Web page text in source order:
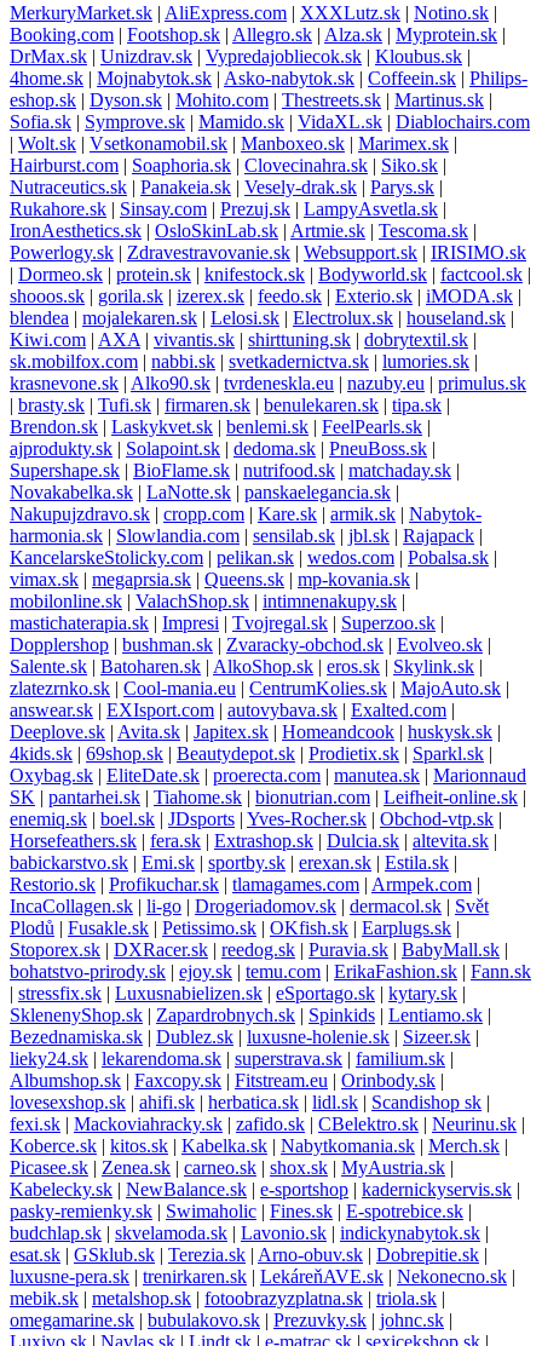
MerkuryMarket.sk | AliExpress.com | XXXLutz.sk | Notino.sk |
Booking.com | Footshop.sk | Allegro.sk | Alza.sk | Myprotein.sk |
DrMax.sk | Unizdrav.sk | Vypredajobliecok.sk | Kloubus.sk |
4home.sk | Mojnabytok.sk | Asko-nabytok.sk | Coffeein.sk | Philips-
eshop.sk | Dyson.sk | Mohito.com | Thestreets.sk | Martinus.sk |
Sofia.sk | Symprove.sk | Mamido.sk | VidaXL.sk | Diablochairs.com
| Wolt.sk | Vsetkonamobil.sk | Manboxeo.sk | Marimex.sk |
Hairburst.com | Soaphoria.sk | Clovecinahra.sk | Siko.sk |
Nutraceutics.sk | Panakeia.sk | Vesely-drak.sk | Parys.sk |
Rukahore.sk | Sinsay.com | Prezuj.sk | LampyAsvetla.sk |
IronAesthetics.sk | OsloSkinLab.sk | Artmie.sk | Tescoma.sk |
Powerlogy.sk | Zdravestravovanie.sk | Websupport.sk | IRISIMO.sk
| Dormeo.sk | protein.sk | knifestock.sk | Bodyworld.sk | factcool.sk |
shooos.sk | gorila.sk | izerex.sk | feedo.sk | Exterio.sk | iMODA.sk |
blendea | mojalekaren.sk | Lelosi.sk | Electrolux.sk | houseland.sk |
Kiwi.com | AXA | vivantis.sk | shirttuning.sk | dobrytextil.sk |
sk.mobilfox.com | nabbi.sk | svetkadernictva.sk | lumories.sk |
krasnevone.sk | Alko90.sk | tvrdeneskla.eu | nazuby.eu | primulus.sk
| brasty.sk | Tufi.sk | firmaren.sk | benulekaren.sk | tipa.sk |
Brendon.sk | Laskykvet.sk | benlemi.sk | FeelPearls.sk |
ajprodukty.sk | Solapoint.sk | dedoma.sk | PneuBoss.sk |
Supershape.sk | BioFlame.sk | nutrifood.sk | matchaday.sk |
Novakabelka.sk | LaNotte.sk | panskaelegancia.sk |
Nakupujzdravo.sk | cropp.com | Kare.sk | armik.sk | Nabytok-
harmonia.sk | Slowlandia.com | sensilab.sk | jbl.sk | Rajapack |
KancelarskeStolicky.com | pelikan.sk | wedos.com | Pobalsa.sk |
vimax.sk | megaprsia.sk | Queens.sk | mp-kovania.sk |
mobilonline.sk | ValachShop.sk | intimnenakupy.sk |
mastichaterapia.sk | Impresi | Tvojregal.sk | Superzoo.sk |
Dopplershop | bushman.sk | Zvaracky-obchod.sk | Evolveo.sk |
Salente.sk | Batoharen.sk | AlkoShop.sk | eros.sk | Skylink.sk |
zlatezrnko.sk | Cool-mania.eu | CentrumKolies.sk | MajoAuto.sk |
answear.sk | EXIsport.com | autovybava.sk | Exalted.com |
Deeplove.sk | Avita.sk | Japitex.sk | Homeandcook | huskysk.sk |
4kids.sk | 69shop.sk | Beautydepot.sk | Prodietix.sk | Sparkl.sk |
Oxybag.sk | EliteDate.sk | proerecta.com | manutea.sk | Marionnaud
SK | pantarhei.sk | Tiahome.sk | bionutrian.com | Leifheit-online.sk |
enemiq.sk | boel.sk | JDsports | Yves-Rocher.sk | Obchod-vtp.sk |
Horsefeathers.sk | fera.sk | Extrashop.sk | Dulcia.sk | altevita.sk |
babickarstvo.sk | Emi.sk | sportby.sk | erexan.sk | Estila.sk |
Restorio.sk | Profikuchar.sk | tlamagames.com | Armpek.com |
IncaCollagen.sk | li-go | Drogeriadomov.sk | dermacol.sk | Svět
Plodů | Fusakle.sk | Petissimo.sk | OKfish.sk | Earplugs.sk |
Stoporex.sk | DXRacer.sk | reedog.sk | Puravia.sk | BabyMall.sk |
bohatstvo-prirody.sk | ejoy.sk | temu.com | ErikaFashion.sk | Fann.sk
| stressfix.sk | Luxusnabielizen.sk | eSportago.sk | kytary.sk |
SklenenyShop.sk | Zapardrobnych.sk | Spinkids | Lentiamo.sk |
Bezednamiska.sk | Dublez.sk | luxusne-holenie.sk | Sizeer.sk |
lieky24.sk | lekarendoma.sk | superstrava.sk | familium.sk |
Albumshop.sk | Faxcopy.sk | Fitstream.eu | Orinbody.sk |
lovesexshop.sk | ahifi.sk | herbatica.sk | lidl.sk | Scandishop sk |
fexi.sk | Mackoviahracky.sk | zafido.sk | CBelektro.sk | Neurinu.sk |
Koberce.sk | kitos.sk | Kabelka.sk | Nabytkomania.sk | Merch.sk |
Picasee.sk | Zenea.sk | carneo.sk | shox.sk | MyAustria.sk |
Kabelecky.sk | NewBalance.sk | e-sportshop | kadernickyservis.sk |
pasky-remienky.sk | Swimaholic | Fines.sk | E-spotrebice.sk |
budchlap.sk | skvelamoda.sk | Lavonio.sk | indickynabytok.sk |
esat.sk | GSklub.sk | Terezia.sk | Arno-obuv.sk | Dobrepitie.sk |
luxusne-pera.sk | trenirkaren.sk | LekáreňAVE.sk | Nekonecno.sk |
mebik.sk | metalshop.sk | fotoobrazyzplatna.sk | triola.sk |
omegamarine.sk | bubulakovo.sk | Prezuvky.sk | johnc.sk |
Luxivo.sk | Navlas.sk | Lindt.sk | e-matrac.sk | sexicekshop.sk |